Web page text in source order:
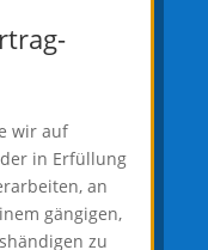
wir auf
in Erfüllung
an
gängigen,
zu